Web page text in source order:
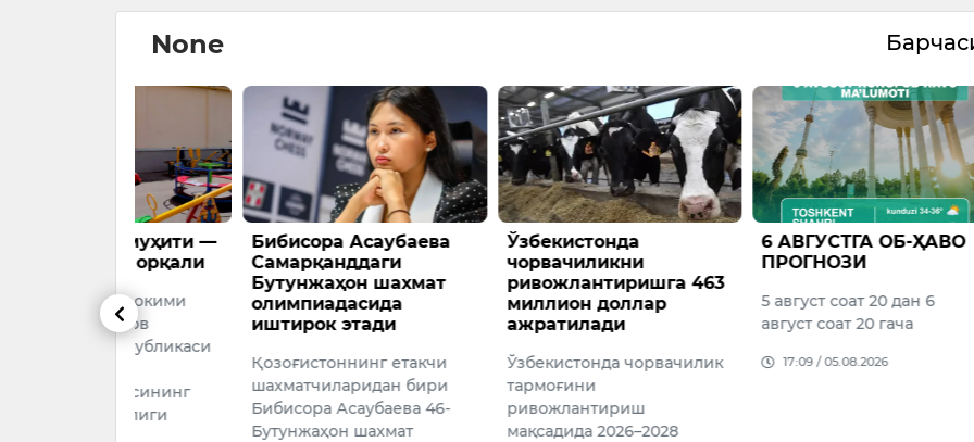
None
Бибисора Асаубаева
Самарқанддаги
Бутунжаҳон шахмат
олимпиадасида
иштирок этади
Қозоғистоннинг етакчи
шахматчиларидан бири
Бибисора Асаубаева 46-
Бутунжаҳон шахмат
Ўзбекистонда
чорвачиликни
ривожлантиришга 463
миллион доллар
ажратилади
Ўзбекистонда чорвачилик
тармоғини
ривожлантириш
мақсадида 2026–2028
6 АВГУСТГА ОБ-ҲАВО
5 август соат 20 дан 6
август соат 20 гача
17:09 / 05.08.2026